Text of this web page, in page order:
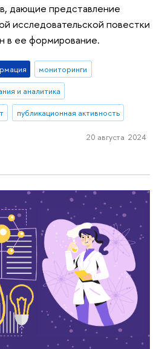
дающие представление
исследовательской повестки
в ее формирование.
мониторинги
и аналитика
публикационная активность
20 августа 2024